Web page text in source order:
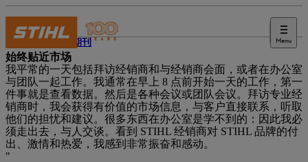
Menu
STIHL 期刊
始终贴近市场
我平常的一天包括拜访经销商和与经销商会面，或者在办公室
与团队一起工作。我通常在早上 8 点前开始一天的工作，第一
件事就是查看数据。然后是各种会议或团队会议。拜访专业经
销商时，我会获得有价值的市场信息，与客户直接联系，听取
他们的担忧和建议。很多东西在办公室是学不到的：因此我必
须走出去，与人交谈。看到 STIHL 经销商对 STIHL 品牌的付
出、激情和热爱，我感到非常振奋和感动。